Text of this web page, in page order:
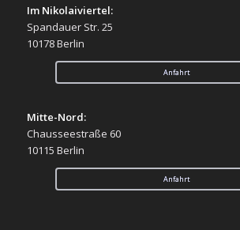
Im Nikolaiviertel:
Spandauer Str. 25
10178 Berlin
Anfahrt
Mitte-Nord:
Chausseestraße 60
10115 Berlin
Anfahrt